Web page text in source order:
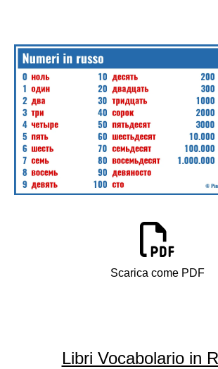
Scarica come PDF
Libri Vocabolario in